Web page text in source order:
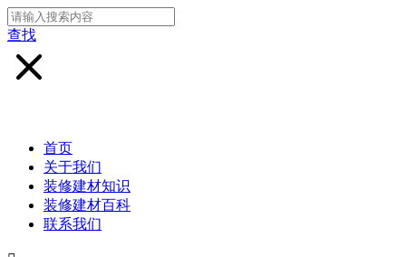
查找
首页
关于我们
装修建材知识
装修建材百科
联系我们